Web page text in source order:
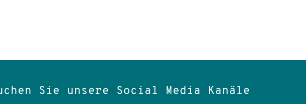
Sie unsere Social Media Kanäle